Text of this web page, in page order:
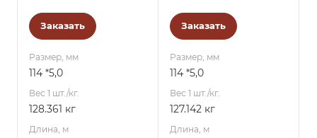
Заказать
Размер, мм
114 *5,0
Вес 1 шт./кг.
128.361 кг
Длина, м
Заказать
Размер, мм
114 *5,0
Вес 1 шт./кг.
127.142 кг
Длина, м